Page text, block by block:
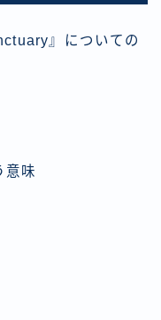
』についての
意味